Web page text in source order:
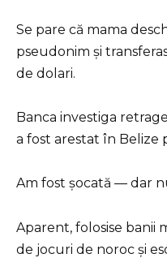
Se pare că mama
pseudonim și
de dolari.
Banca investiga
a fost arestat în Belize
Am fost șocată — dar
Aparent, folosise banii
de jocuri de noroc și